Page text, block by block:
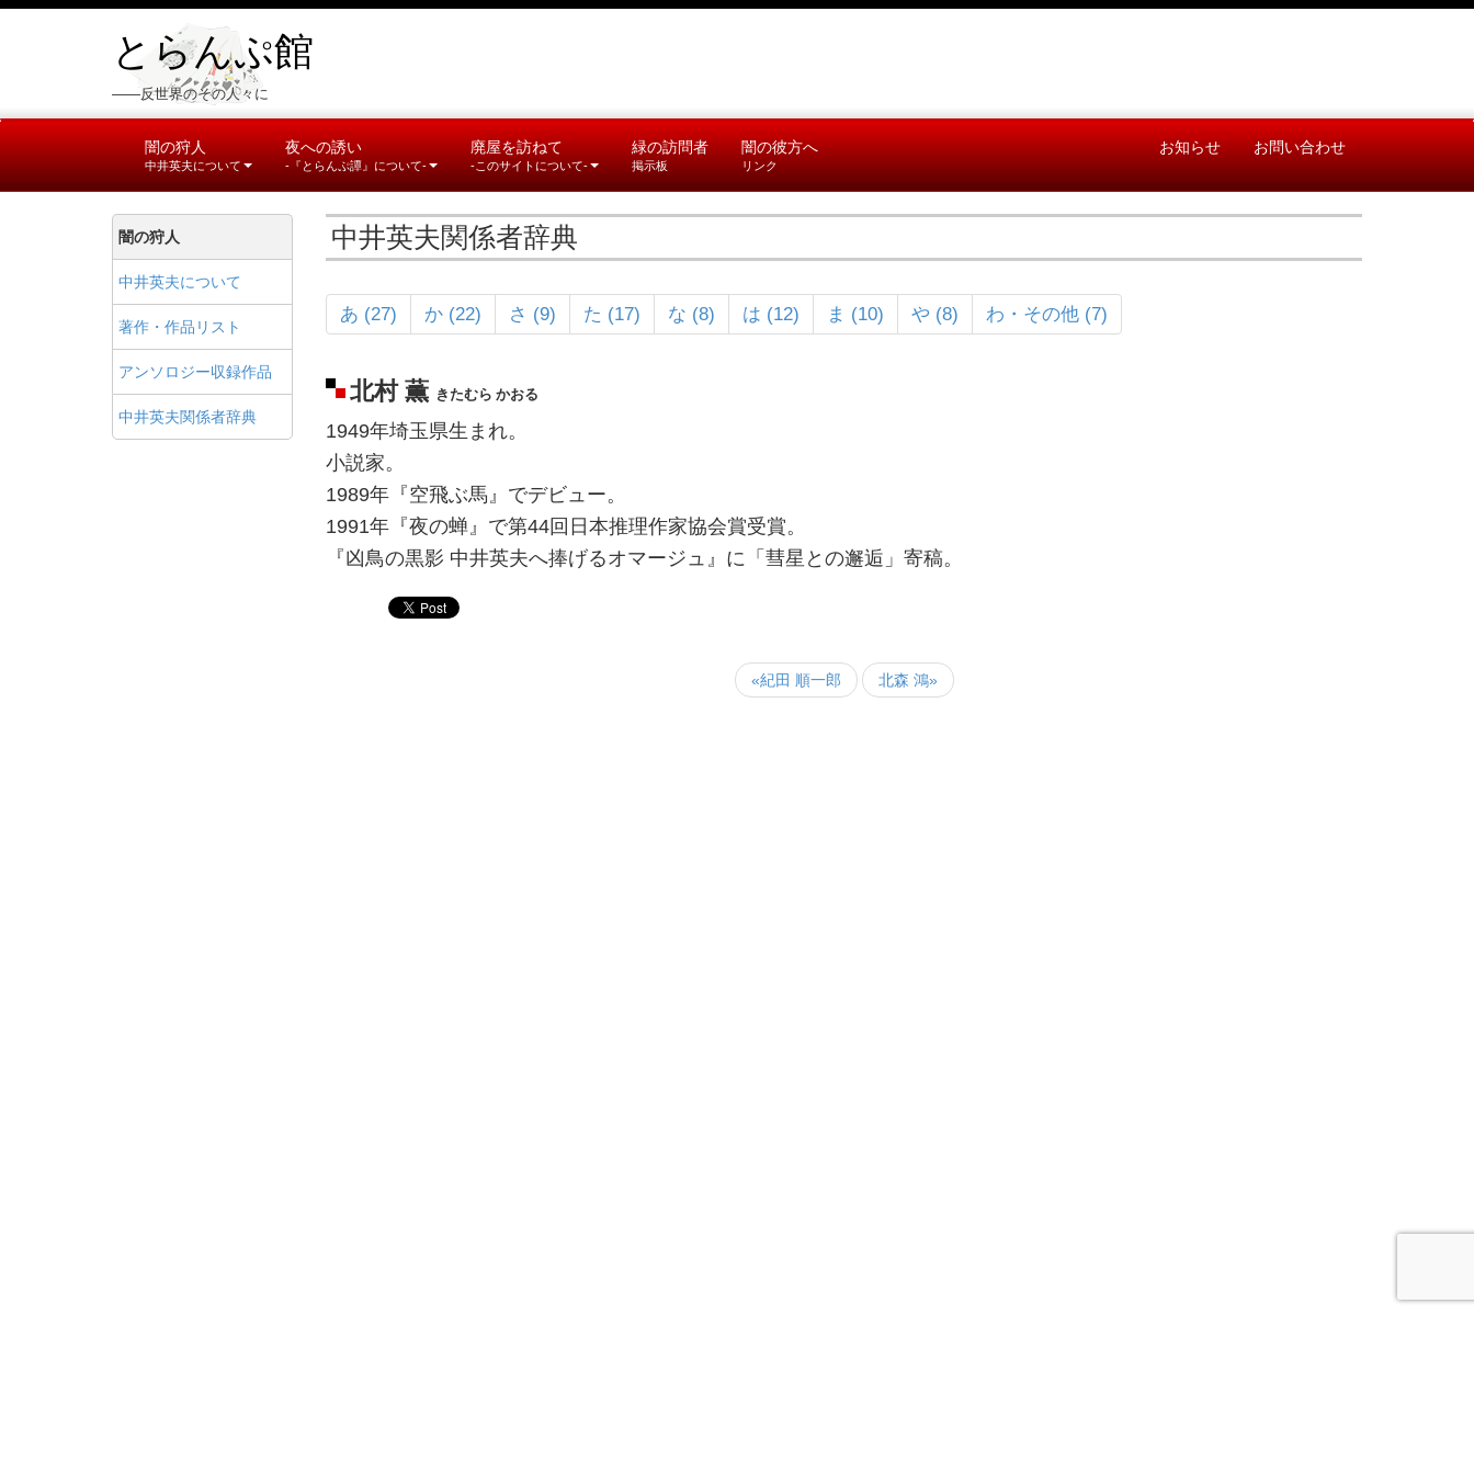
とらんぷ館
――反世界のその人々に
闇の狩人
中井英夫について
夜への誘い
-『とらんぷ譚』について-
廃屋を訪ねて
-このサイトについて-
緑の訪問者
掲示板
闇の彼方へ
リンク
お知らせ お問い合わせ
闇の狩人
中井英夫について
著作・作品リスト
アンソロジー収録作品
中井英夫関係者辞典
中井英夫関係者辞典
あ (27) か (22) さ (9) た (17) な (8) は (12) ま (10) や (8) わ・その他 (7)
北村 薫 きたむら かおる
1949年埼玉県生まれ。
小説家。
1989年『空飛ぶ馬』でデビュー。
1991年『夜の蝉』で第44回日本推理作家協会賞受賞。
『凶鳥の黒影 中井英夫へ捧げるオマージュ』に「彗星との邂逅」寄稿。
«紀田 順一郎 北森 鴻»